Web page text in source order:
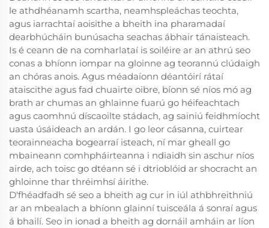
le athdhéanamh scartha, neamhspleáchas teochta,
agus iarrachtaí aoisithe a bheith ina pharamadaí
dearbhúcháin bunúsacha seachas ábhair tánaisteach.
Is é ceann de na comharlataí is soiléire ar an athrú seo
conas a bhíonn iompar na gloinne ag teorannú clúdaigh
an chóras anois. Agus méadaíonn déantóirí rátaí
ataiscithe agus fad chuairte oibre, bíonn sé níos mó ag
brath ar chumas an ghlainne fuarú go héifeachtach
agus caomhnú díscaoilte stádach, ag sainiú feidhmíocht
uasta úsáideach an ardán. I go leor cásanna, cuirtear
teorainneacha bogearraí isteach, ní mar gheall go
mbaineann comhpháirteanna i ndiaidh sin aschur níos
airde, ach toisc go dtéann sé i dtrioblóid ar shocracht an
ghloinne thar thréimhsí áirithe.
D'fhéadfadh sé seo a bheith ag cur in iúl athbhreithniú
ar an mbealach a bhíonn glainní tuisceála á sonraí agus
á bhailí. Seo in ionad a bheith ag dornáil amháin ar líon